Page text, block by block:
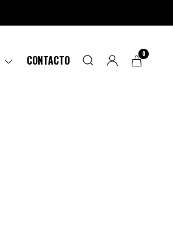
CONTACTO 0